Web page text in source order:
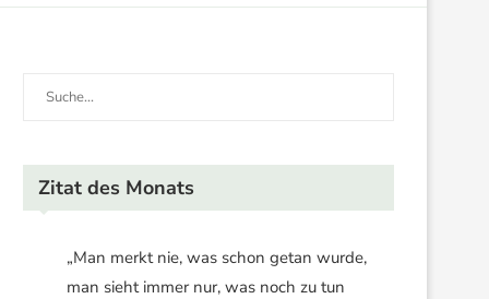
Zitat des Monats
„Man merkt nie, was schon getan wurde,
man sieht immer nur, was noch zu tun